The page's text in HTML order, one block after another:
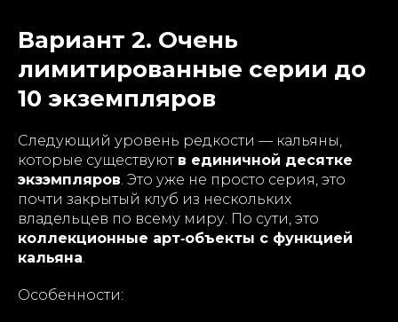
Вариант 2. Очень
лимитированные серии до
10 экземпляров
Следующий уровень редкости — кальяны,
которые существуют в единичной десятке
экзэмпляров . Это уже не просто серия, это
почти закрытый клуб из нескольких
владельцев по всему миру. По сути, это
коллекционные арт‑объекты с функцией
кальяна
Особенности: